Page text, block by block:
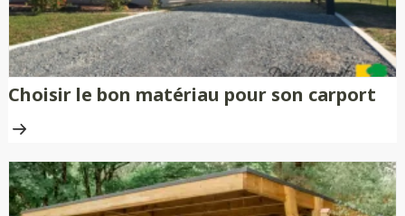
Choisir le bon matériau pour son carport